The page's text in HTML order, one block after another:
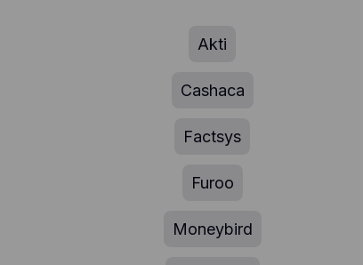
Akti
Cashaca
Factsys
Furoo
Moneybird